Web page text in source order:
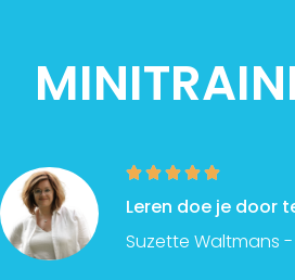
Leren doe je door
Suzette Waltmans